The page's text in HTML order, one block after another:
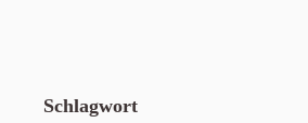
Schlagwort